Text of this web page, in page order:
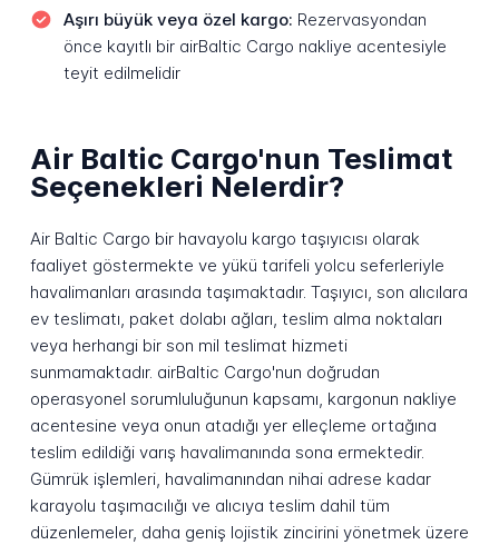
Aşırı büyük veya özel kargo: Rezervasyondan
önce kayıtlı bir airBaltic Cargo nakliye acentesiyle
teyit edilmelidir
Air Baltic Cargo'nun Teslimat
Seçenekleri Nelerdir?
Air Baltic Cargo bir havayolu kargo taşıyıcısı olarak
faaliyet göstermekte ve yükü tarifeli yolcu seferleriyle
havalimanları arasında taşımaktadır. Taşıyıcı, son alıcılara
ev teslimatı, paket dolabı ağları, teslim alma noktaları
veya herhangi bir son mil teslimat hizmeti
sunmamaktadır. airBaltic Cargo'nun doğrudan
operasyonel sorumluluğunun kapsamı, kargonun nakliye
acentesine veya onun atadığı yer elleçleme ortağına
teslim edildiği varış havalimanında sona ermektedir.
Gümrük işlemleri, havalimanından nihai adrese kadar
karayolu taşımacılığı ve alıcıya teslim dahil tüm
düzenlemeler, daha geniş lojistik zincirini yönetmek üzere